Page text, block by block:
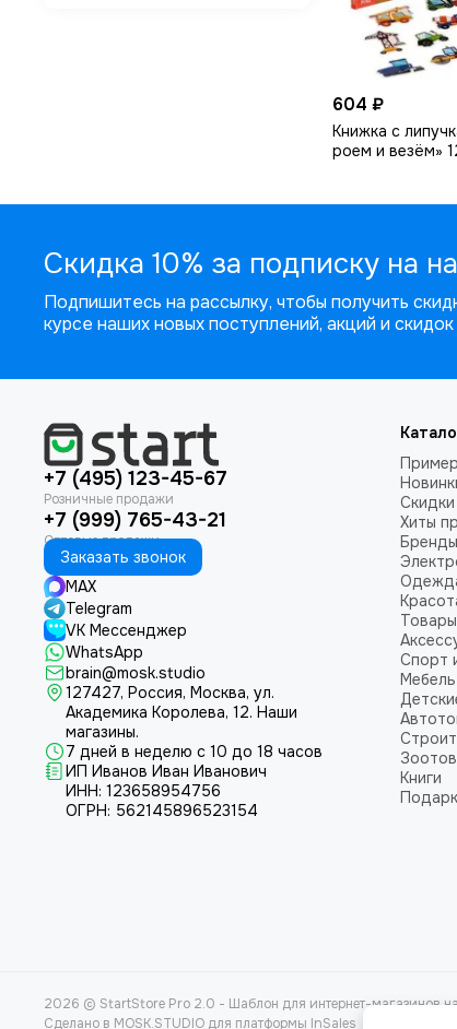
604 ₽
Книжка с
роем и везём»
Скидка 10% за подписку на
Подпишитесь на рассылку, чтобы получить
курсе наших новых поступлений, акций и скидок
+7 (495) 123-45-67
+7 (999) 765-43-21
Заказать звонок
MAX
Telegram
VK Мессенджер
WhatsApp
brain@mosk.studio
127427, Россия, Москва, ул.
Академика Королева, 12. Наши
магазины.
7 дней в неделю с 10 до 18 часов
ИП Иванов Иван Иванович
ИНН: 123658954756
ОГРН: 562145896523154
Скидки
Хиты
Бренды
Спорт
Мебель
Книги
2026 © StartStore Pro 2.0 - Шаблон для интернет-магазинов на
Сделано в MOSK.STUDIO для платформы InSales